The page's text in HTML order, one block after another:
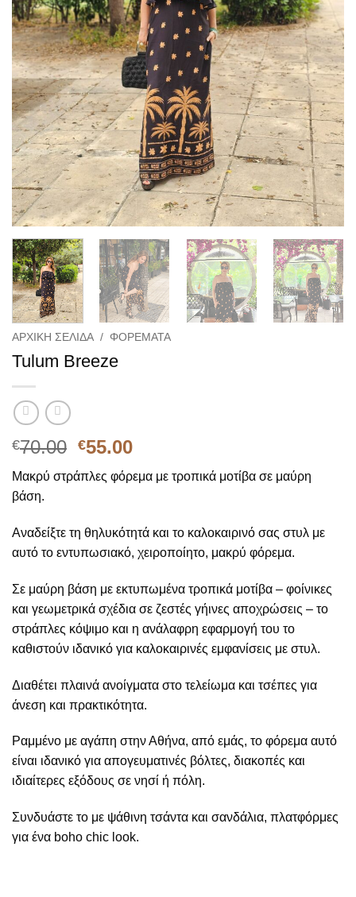
ΑΡΧΙΚΉ ΣΕΛΊΔΑ / ΦΟΡΈΜΑΤΑ
Tulum Breeze
€70.00 Original
price
was:
€55.00Η
τρέχουσα
τιμή
€55.00.
Μακρύ στράπλες φόρεμα με τροπικά μοτίβα σε μαύρη
βάση.
Αναδείξτε τη θηλυκότητά και το καλοκαιρινό σας στυλ με
αυτό το εντυπωσιακό, χειροποίητο, μακρύ φόρεμα.
Σε μαύρη βάση με εκτυπωμένα τροπικά μοτίβα – φοίνικες
και γεωμετρικά σχέδια σε ζεστές γήινες αποχρώσεις – το
στράπλες κόψιμο και η ανάλαφρη εφαρμογή του το
καθιστούν ιδανικό για καλοκαιρινές εμφανίσεις με στυλ.
Διαθέτει πλαινά ανοίγματα στο τελείωμα και τσέπες για
άνεση και πρακτικότητα.
Ραμμένο με αγάπη στην Αθήνα, από εμάς, το φόρεμα αυτό
είναι ιδανικό για απογευματινές βόλτες, διακοπές και
ιδιαίτερες εξόδους σε νησί ή πόλη.
Συνδυάστε το με ψάθινη τσάντα και σανδάλια, πλατφόρμες
για ένα boho chic look.